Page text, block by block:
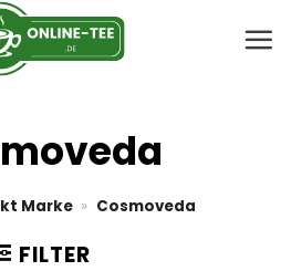
Marke » Cosmoveda
FILTER